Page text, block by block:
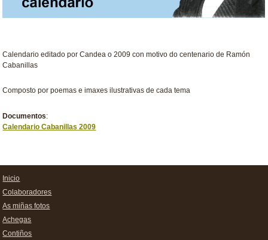
Calendario editado por Candea o 2009 con motivo do centenario de Ramón
Cabanillas
Composto por poemas e imaxes ilustrativas de cada tema
Documentos:
Calendario Cabanillas 2009
Inicio
Colaboradores
As miñas fotos
Achegas
Contiños